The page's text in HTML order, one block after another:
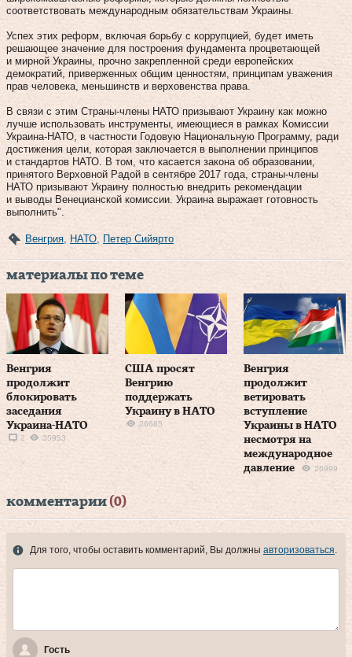
соответствовать международным обязательствам Украины.
Успех этих реформ, включая борьбу с коррупцией, будет иметь
решающее значение для построения фундамента процветающей
и мирной Украины, прочно закрепленной среди европейских
демократий, приверженных общим ценностям, принципам уважения
прав человека, меньшинств и верховенства права.
В связи с этим Страны-члены НАТО призывают Украину как можно
лучше использовать инструменты, имеющиеся в рамках Комиссии
Украина-НАТО, в частности Годовую Национальную Программу, ради
достижения цели, которая заключается в выполнении принципов
и стандартов НАТО. В том, что касается закона об образовании,
принятого Верховной Радой в сентябре 2017 года, страны-члены
НАТО призывают Украину полностью внедрить рекомендации
и выводы Венецианской комиссии. Украина выражает готовность
выполнить".
Венгрия НАТО Петер Сийярто
материалы по теме
Венгрия
продолжит
блокировать
заседания
Украина-НАТО
2 35953
США просят
Венгрию
поддержать
Украину в НАТО
26685
Венгрия
продолжит
ветировать
вступление
Украины в НАТО
несмотря на
международное
давление
26999
комментарии (0)
Для того, чтобы оставить комментарий, Вы должны авторизоваться.
Гость